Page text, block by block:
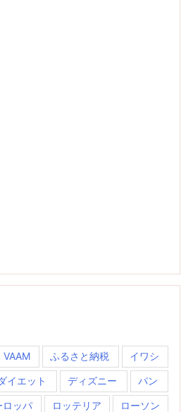
VAAM ふるさと納税 イワシ
イエット ディズニー パン
ロッパ ロッテリア ローソン